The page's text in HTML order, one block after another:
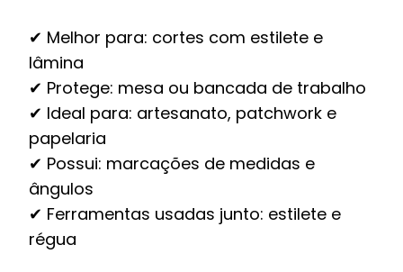
✔ Melhor para: cortes com estilete e
lâmina
✔ Protege: mesa ou bancada de trabalho
✔ Ideal para: artesanato, patchwork e
papelaria
✔ Possui: marcações de medidas e
ângulos
✔ Ferramentas usadas junto: estilete e
régua